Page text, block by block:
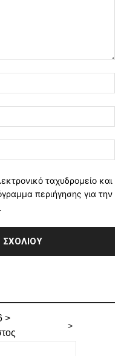
ταχυδρομείο και
περιήγησης για την
>
>